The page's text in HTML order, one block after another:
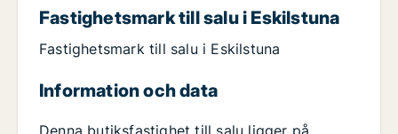
Fastighetsmark till salu i Eskilstuna
Fastighetsmark till salu i Eskilstuna
Information och data